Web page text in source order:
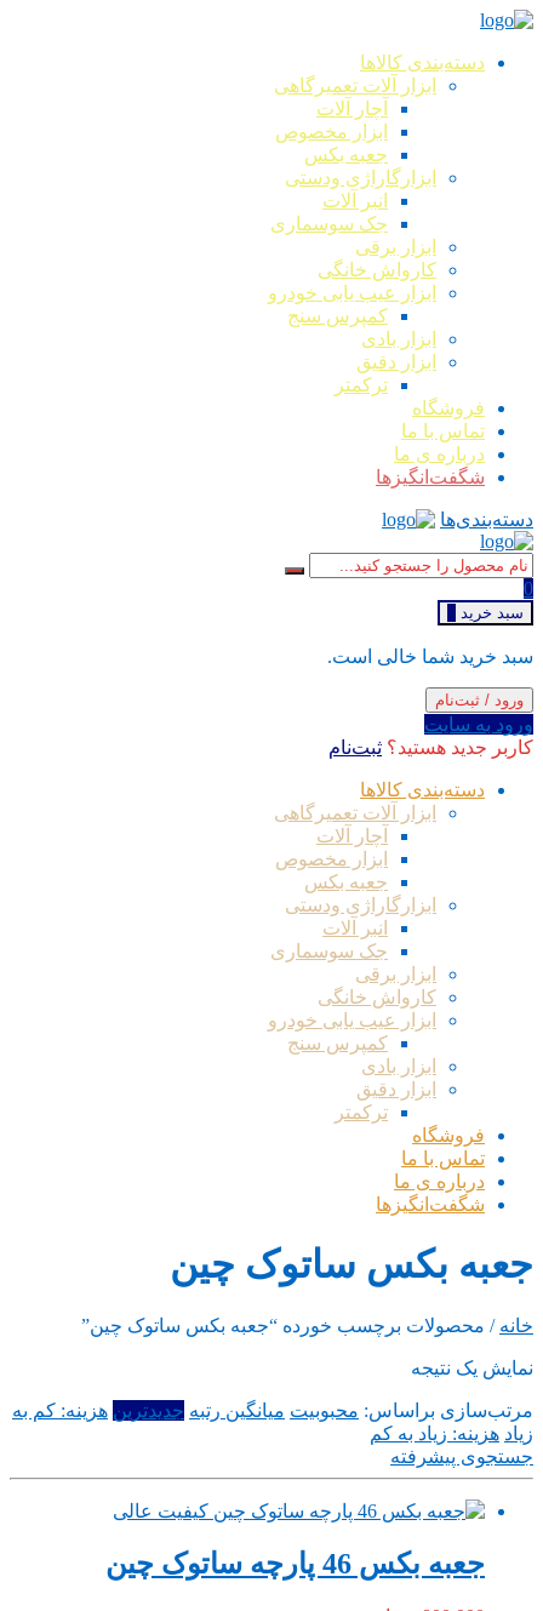
دسته‌بندی کالاها
ابزار آلات تعمیرگاهی
آچار آلات
ابزار مخصوص
جعبه بکس
ابزارگاراژی ودستی
انبر آلات
جک سوسماری
ابزار برقی
کارواش خانگی
ابزار عیب یابی خودرو
کمپرس سنج
ابزار بادی
ابزار دقیق
ترکمتر
فروشگاه
تماس با ما
درباره ی ما
شگفت‌انگیزها
دسته‌بندی‌ها
0
سبد خرید
سبد خرید شما خالی است.
ورود / ثبت‌نام
ورود به سایت
کاربر جدید هستید؟ ثبت‌نام
دسته‌بندی کالاها
ابزار آلات تعمیرگاهی
آچار آلات
ابزار مخصوص
جعبه بکس
ابزارگاراژی ودستی
انبر آلات
جک سوسماری
ابزار برقی
کارواش خانگی
ابزار عیب یابی خودرو
کمپرس سنج
ابزار بادی
ابزار دقیق
ترکمتر
فروشگاه
تماس با ما
درباره ی ما
شگفت‌انگیزها
جعبه بکس ساتوک چین
خانه / محصولات برچسب خورده “جعبه بکس ساتوک چین”
نمایش یک نتیجه
مرتب‌سازی براساس: محبوبیت میانگین رتبه جدیدترین هزینه: کم به
زیاد هزینه: زیاد به کم
جستجوی پیشرفته
جعبه بکس 46 پارچه ساتوک چین